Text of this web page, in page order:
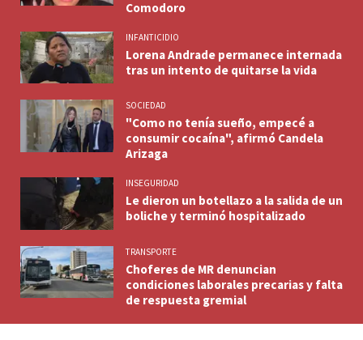
Comodoro
INFANTICIDIO
Lorena Andrade permanece internada
tras un intento de quitarse la vida
SOCIEDAD
"Como no tenía sueño, empecé a
consumir cocaína", afirmó Candela
Arizaga
INSEGURIDAD
Le dieron un botellazo a la salida de un
boliche y terminó hospitalizado
TRANSPORTE
Choferes de MR denuncian
condiciones laborales precarias y falta
de respuesta gremial